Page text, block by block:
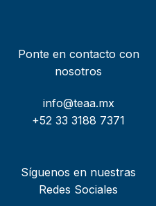
Ponte en contacto con
nosotros
info@teaa.mx
+52 33 3188 7371
Síguenos en nuestras
Redes Sociales